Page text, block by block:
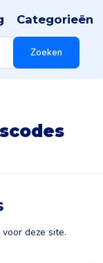
Zoeken
Categorieën
deze site.